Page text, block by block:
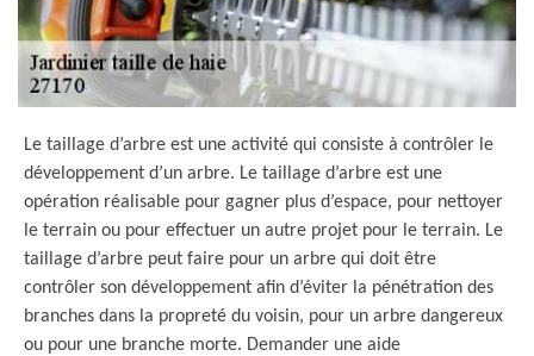
Le taillage d’arbre est une activité qui consiste à contrôler le
développement d’un arbre. Le taillage d’arbre est une
opération réalisable pour gagner plus d’espace, pour nettoyer
le terrain ou pour effectuer un autre projet pour le terrain. Le
taillage d’arbre peut faire pour un arbre qui doit être
contrôler son développement afin d’éviter la pénétration des
branches dans la propreté du voisin, pour un arbre dangereux
ou pour une branche morte. Demander une aide